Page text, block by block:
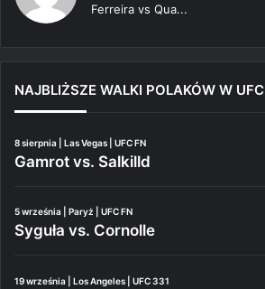
Ferreira vs Qua...
NAJBLIŻSZE WALKI POLAKÓW W UFC
8 sierpnia | Las Vegas | UFC FN
Gamrot vs. Salkilld
5 września | Paryż | UFC FN
Syguła vs. Cornolle
19 września | Los Angeles | UFC 331